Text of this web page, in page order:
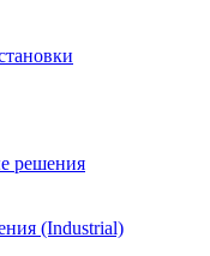
решения
(Industrial)